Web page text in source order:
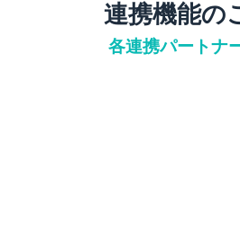
連携機能の
各連携パートナ